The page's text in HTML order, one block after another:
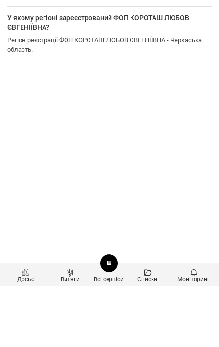
У якому регіоні зареєстрований ФОП КОРОТАШ ЛЮБОВ
ЄВГЕНІЇВНА?
Регіон реєстрації ФОП КОРОТАШ ЛЮБОВ ЄВГЕНІЇВНА - Черкаська
область.
Досьє Витяги Всі сервіси Списки Моніторинг